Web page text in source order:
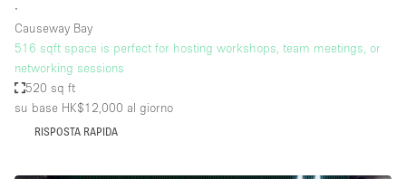
∙
Causeway Bay
516 sqft space is perfect for hosting workshops, team meetings, or
networking sessions
520 sq ft
su base HK$12,000 al giorno
RISPOSTA RAPIDA